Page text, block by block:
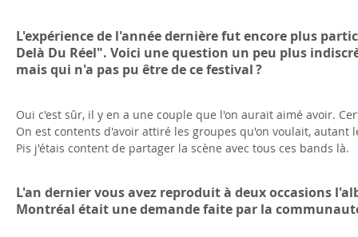
L'expérience de l'année dernière fut encore plus
Delà Du Réel". Voici une question un peu plus
mais qui n'a pas pu être de ce festival ?
Oui c'est sûr, il y en a une couple que l'on aurait aimé avoir.
On est contents d'avoir attiré les groupes qu'on voulait,
Pis j'étais content de partager la scène avec tous ces bands là.
L'an dernier vous avez reproduit à deux occasions
Montréal était une demande faite par la